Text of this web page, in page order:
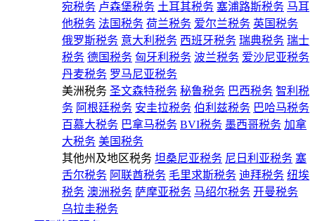
宛税务 卢森堡税务 土耳其税务 塞浦路斯税务 马耳
他税务 法国税务 荷兰税务 爱尔兰税务 英国税务
俄罗斯税务 意大利税务 西班牙税务 瑞典税务 瑞士
税务 德国税务 匈牙利税务 波兰税务 爱沙尼亚税务
丹麦税务 罗马尼亚税务
美洲税务 圣文森特税务 秘鲁税务 巴西税务 智利税
务 阿根廷税务 安圭拉税务 伯利兹税务 巴哈马税务
百慕大税务 巴拿马税务 BVI税务 墨西哥税务 加拿
大税务 美国税务
其他州及地区税务 坦桑尼亚税务 尼日利亚税务 塞
舌尔税务 阿联酋税务 毛里求斯税务 迪拜税务 纽埃
税务 澳洲税务 萨摩亚税务 马绍尔税务 开曼税务
乌拉圭税务